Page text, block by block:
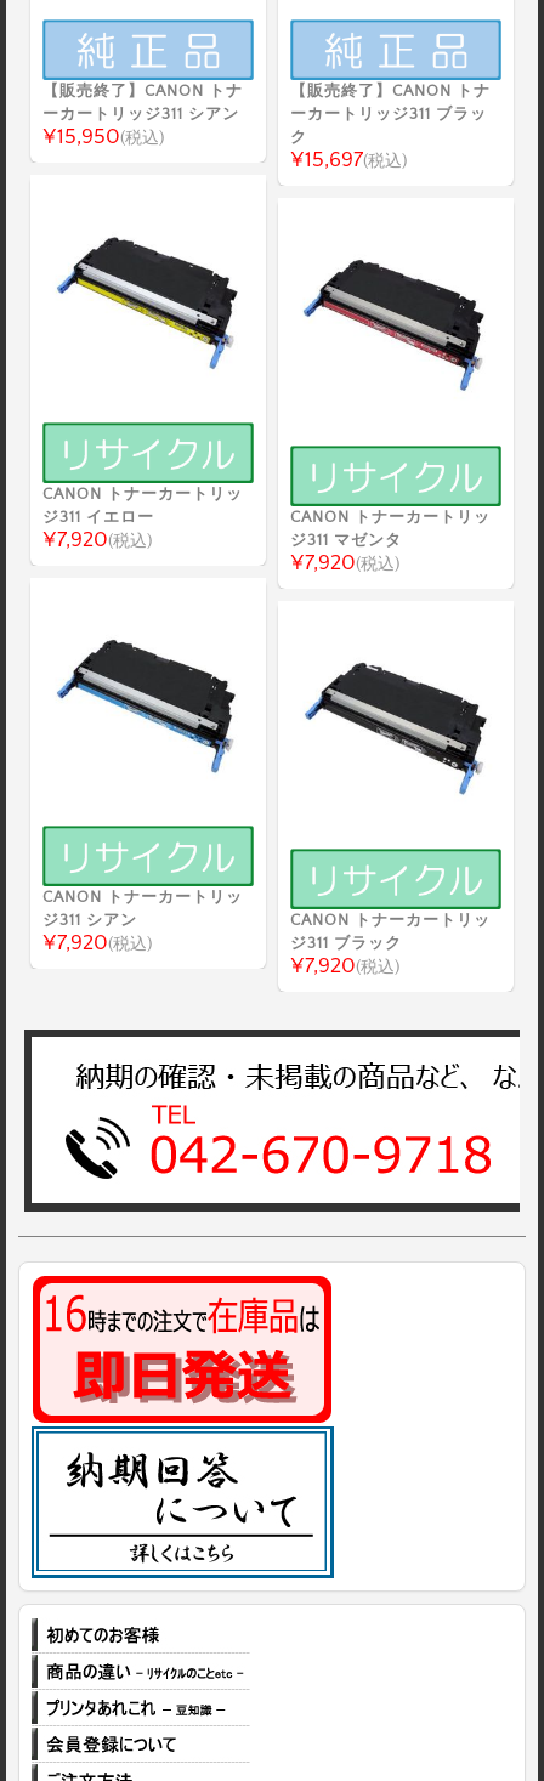
【販売終了】CANON トナ
ーカートリッジ311 シアン
¥15,950(税込)
【販売終了】CANON トナ
ーカートリッジ311 ブラッ
ク
¥15,697(税込)
CANON トナーカートリッ
ジ311 イエロー
¥7,920(税込)
CANON トナーカートリッ
ジ311 マゼンタ
¥7,920(税込)
CANON トナーカートリッ
ジ311 シアン
¥7,920(税込)
CANON トナーカートリッ
ジ311 ブラック
¥7,920(税込)